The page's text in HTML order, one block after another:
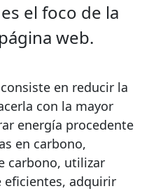
el foco de la
web.
en reducir la
con la mayor
energía procedente
en carbono,
carbono, utilizar
adquirir